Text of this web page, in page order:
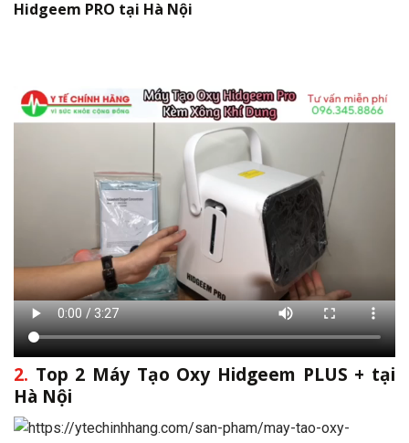
Hidgeem PRO tại Hà Nội
2. Top 2 Máy Tạo Oxy Hidgeem PLUS + tại
Hà Nội